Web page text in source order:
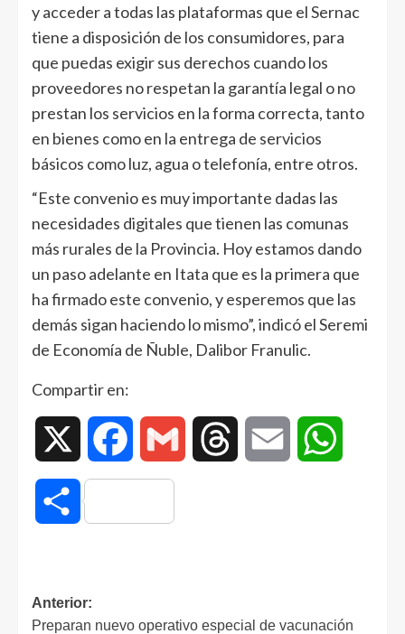
y acceder a todas las plataformas que el Sernac
tiene a disposición de los consumidores, para
que puedas exigir sus derechos cuando los
proveedores no respetan la garantía legal o no
prestan los servicios en la forma correcta, tanto
en bienes como en la entrega de servicios
básicos como luz, agua o telefonía, entre otros.
“Este convenio es muy importante dadas las
necesidades digitales que tienen las comunas
más rurales de la Provincia. Hoy estamos dando
un paso adelante en Itata que es la primera que
ha firmado este convenio, y esperemos que las
demás sigan haciendo lo mismo”, indicó el Seremi
de Economía de Ñuble, Dalibor Franulic.
Compartir en:
Facebook Gmail Threads Email
Compartir
Anterior:
Preparan nuevo operativo especial de vacunación